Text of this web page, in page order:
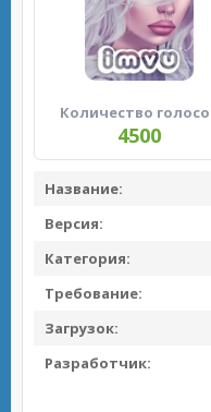
Количество
4500
Название:
Версия:
Категория:
Требование:
Загрузок:
Разработчик: